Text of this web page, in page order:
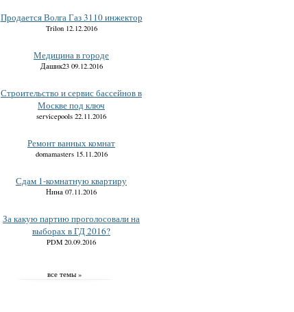
Продается Волга Газ 3110 инжектор
Trilon 12.12.2016
Медицина в городе
Дашик23 09.12.2016
Строительство и сервис бассейнов в
Москве под ключ
servicepools 22.11.2016
Ремонт ванных комнат
domamasters 15.11.2016
Сдам 1-комнатную квартиру
Нина 07.11.2016
За какую партию проголосовали на
выборах в ГД 2016?
PDM 20.09.2016
все темы »